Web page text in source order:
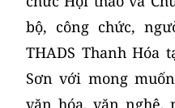
bộ, công chức,
THADS Thanh Hóa
Sơn với mong
văn hóa, văn nghệ,